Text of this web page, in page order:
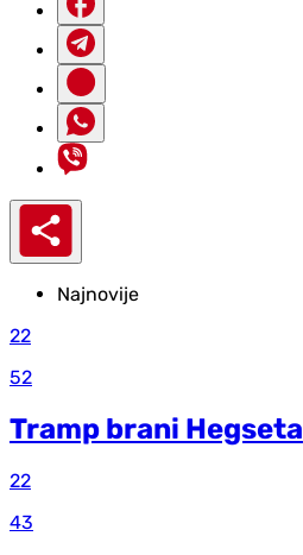
Najnovije
22
52
Tramp brani Hegseta
22
43